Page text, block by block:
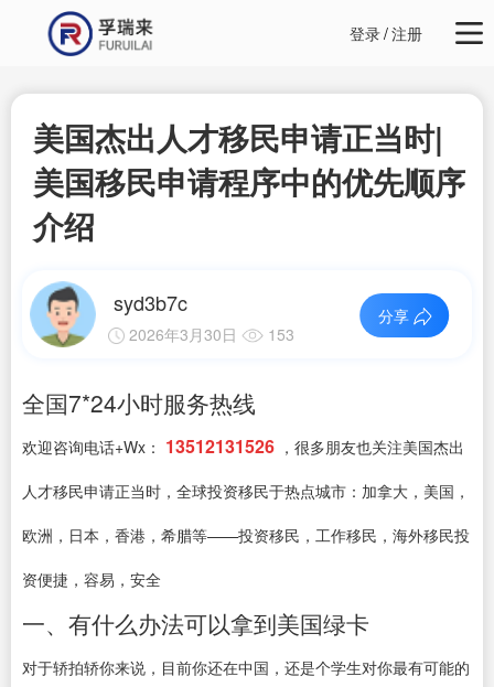
登录/注册
美国杰出人才移民申请正当时|
美国移民申请程序中的优先顺序
介绍
syd3b7c
2026年3月30日 153
分享
全国7*24小时服务热线
欢迎咨询电话+Wx： 13512131526 ，很多朋友也关注美国杰出
人才移民申请正当时，全球投资移民于热点城市：加拿大，美国，
欧洲，日本，香港，希腊等——投资移民，工作移民，海外移民投
资便捷，容易，安全
一、有什么办法可以拿到美国绿卡
对于轿拍轿你来说，目前你还在中国，还是个学生对你最有可能的